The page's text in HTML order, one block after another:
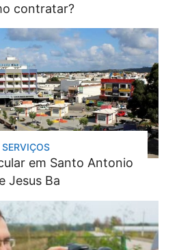
contratar?
SERVIÇOS
em Santo Antonio
Jesus Ba